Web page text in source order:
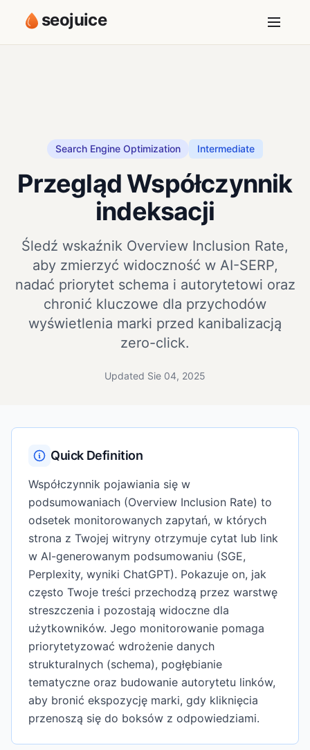
seojuice
Search Engine Optimization Intermediate
Przegląd Współczynnik
indeksacji
Śledź wskaźnik Overview Inclusion Rate,
aby zmierzyć widoczność w AI-SERP,
nadać priorytet schema i autorytetowi oraz
chronić kluczowe dla przychodów
wyświetlenia marki przed kanibalizacją
zero-click.
Updated Sie 04, 2025
Quick Definition
Współczynnik pojawiania się w
podsumowaniach (Overview Inclusion Rate) to
odsetek monitorowanych zapytań, w których
strona z Twojej witryny otrzymuje cytat lub link
w AI-generowanym podsumowaniu (SGE,
Perplexity, wyniki ChatGPT). Pokazuje on, jak
często Twoje treści przechodzą przez warstwę
streszczenia i pozostają widoczne dla
użytkowników. Jego monitorowanie pomaga
priorytetyzować wdrożenie danych
strukturalnych (schema), pogłębianie
tematyczne oraz budowanie autorytetu linków,
aby bronić ekspozycję marki, gdy kliknięcia
przenoszą się do boksów z odpowiedziami.